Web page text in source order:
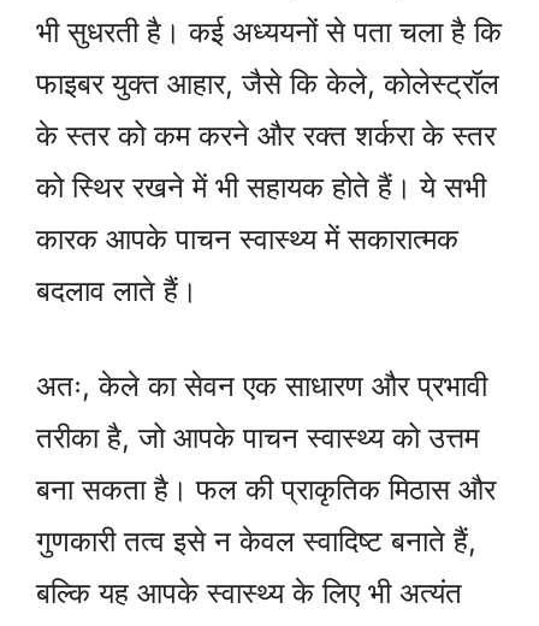
भी सुधरती है। कई अध्ययनों से पता चला है कि
फाइबर युक्त आहार, जैसे कि केले, कोलेस्ट्रॉल
के स्तर को कम करने और रक्त शर्करा के स्तर
को स्थिर रखने में भी सहायक होते हैं। ये सभी
कारक आपके पाचन स्वास्थ्य में सकारात्मक
बदलाव लाते हैं।
अतः, केले का सेवन एक साधारण और प्रभावी
तरीका है, जो आपके पाचन स्वास्थ्य को उत्तम
बना सकता है। फल की प्राकृतिक मिठास और
गुणकारी तत्व इसे न केवल स्वादिष्ट बनाते हैं,
बल्कि यह आपके स्वास्थ्य के लिए भी अत्यंत